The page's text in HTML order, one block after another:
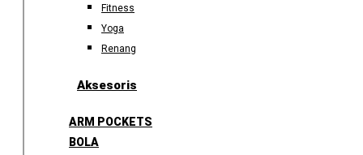
Fitness
Yoga
Renang
Aksesoris
ARM POCKETS
BOLA